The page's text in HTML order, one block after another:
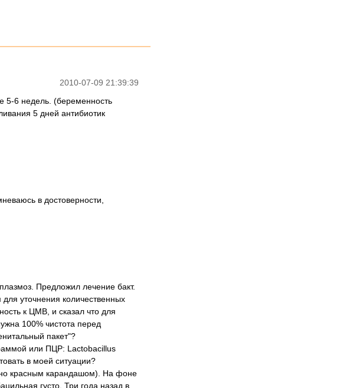
2010-07-09 21:39:39
5-6 недель. (беременность
5 дней антибиотик
в достоверности,
Предложил лечение бакт.
уточнения количественных
к ЦМВ, и сказал что для
100% чистота перед
пакет"?
или ПЦР: Lactobacillus
в моей ситуации?
красным карандашом). На фоне
густо. Три года назад в